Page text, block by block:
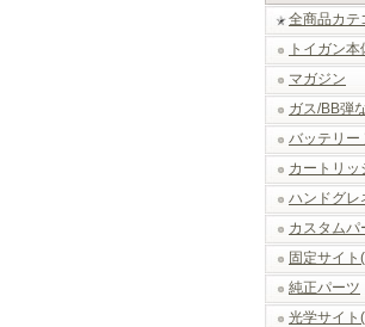
全商品カテ
トイガン本
マガジン
ガス/BB弾
バッテリー
カートリッ
ハンドグ
カスタムパ
固定サイ
純正パーツ
光学サイ